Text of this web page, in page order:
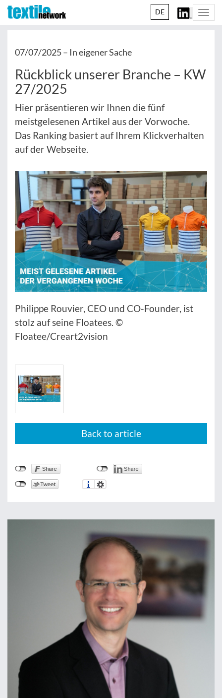
DE
07/07/2025 – In eigener Sache
Rückblick unserer Branche – KW
27/2025
Hier präsentieren wir Ihnen die fünf
meistgelesenen Artikel aus der Vorwoche.
Das Ranking basiert auf Ihrem Klickverhalten
auf der Webseite.
Philippe Rouvier, CEO und CO-Founder, ist
stolz auf seine Floatees. ©
Floatee/Creart2vision
Back to article